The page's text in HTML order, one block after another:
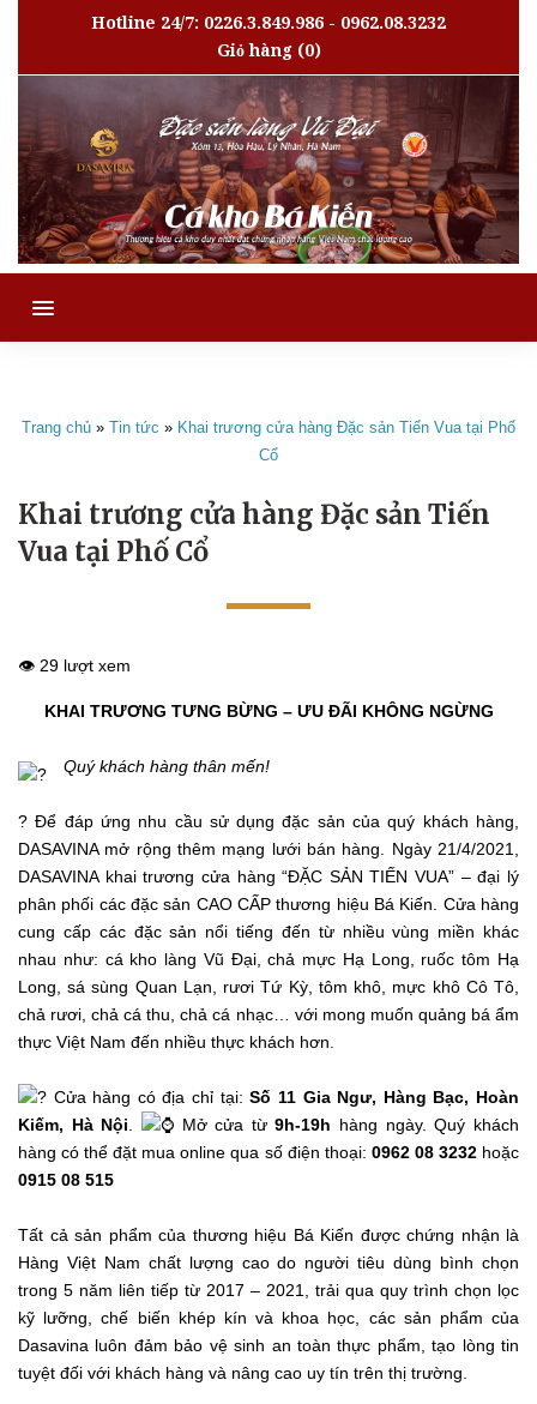
Hotline 24/7: 0226.3.849.986 - 0962.08.3232
Giỏ hàng(0)
MENU
Trang chủ » Tin tức » Khai trương cửa hàng Đặc sản Tiến Vua tại Phố
Cổ
Khai trương cửa hàng Đặc sản Tiến
Vua tại Phố Cổ
👁️ 29 lượt xem
KHAI TRƯƠNG TƯNG BỪNG – ƯU ĐÃI KHÔNG NGỪNG
Quý khách hàng thân mến!
? Để đáp ứng nhu cầu sử dụng đặc sản của quý khách hàng,
DASAVINA mở rộng thêm mạng lưới bán hàng. Ngày 21/4/2021,
DASAVINA khai trương cửa hàng “ĐẶC SẢN TIẾN VUA” – đại lý
phân phối các đặc sản CAO CẤP thương hiệu Bá Kiến. Cửa hàng
cung cấp các đặc sản nổi tiếng đến từ nhiều vùng miền khác
nhau như: cá kho làng Vũ Đại, chả mực Hạ Long, ruốc tôm Hạ
Long, sá sùng Quan Lạn, rươi Tứ Kỳ, tôm khô, mực khô Cô Tô,
chả rươi, chả cá thu, chả cá nhạc… với mong muốn quảng bá ẩm
thực Việt Nam đến nhiều thực khách hơn.
Cửa hàng có địa chỉ tại:Số 11 Gia Ngư, Hàng Bạc, Hoàn
Kiếm, Hà Nội
Mở cửa từ9h-19h hàng ngày. Quý khách
hàng có thể đặt mua online qua số điện thoại: 0962 08 3232hoặc
0915 08 515
Tất cả sản phẩm của thương hiệu Bá Kiến được chứng nhận là
Hàng Việt Nam chất lượng cao do người tiêu dùng bình chọn
trong 5 năm liên tiếp từ 2017 – 2021, trải qua quy trình chọn lọc
kỹ lưỡng, chế biến khép kín và khoa học, các sản phẩm của
Dasavina luôn đảm bảo vệ sinh an toàn thực phẩm, tạo lòng tin
tuyệt đối với khách hàng và nâng cao uy tín trên thị trường.